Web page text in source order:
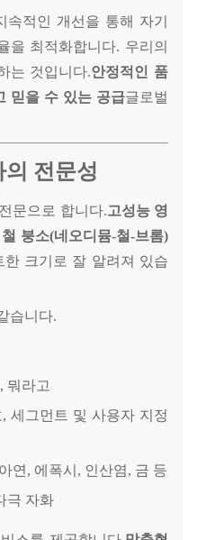
적인 개선을 통해 자기
을 최적화합니다. 우리의
는 것입니다.안정적인 품
믿을 수 있는 공급글로벌
의 전문성
문으로 합니다.고성능 영
붕소(네오디뮴-철-브롬)
크기로 잘 알려져 있습
습니다.
뭐라고
세그먼트 및 사용자 지정
연, 에폭시, 인산염, 금 등
극 자화